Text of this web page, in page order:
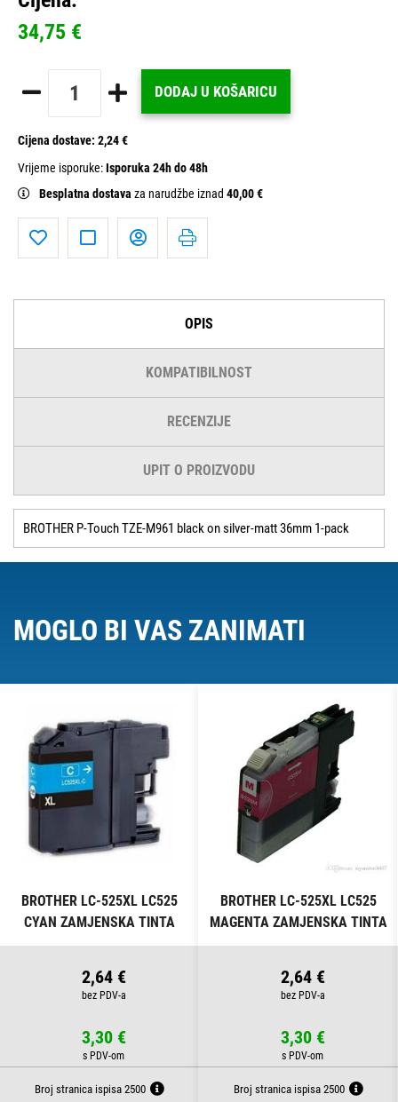
34,75 €
DODAJ U KOŠARICU
Cijena dostave: 2,24 €
Vrijeme isporuke:Isporuka 24h do 48h
Besplatna dostava za narudžbe iznad 40,00 €
OPIS
KOMPATIBILNOST
RECENZIJE
UPIT O PROIZVODU
BROTHER P-Touch TZE-M961 black on silver-matt 36mm 1-pack
MOGLO BI VAS ZANIMATI
BROTHER LC-525XL LC525
CYAN ZAMJENSKA TINTA
2,64 €
3,30 €
Broj stranica ispisa 2500
BROTHER LC-525XL LC525
MAGENTA ZAMJENSKA TINTA
2,64 €
3,30 €
Broj stranica ispisa 2500